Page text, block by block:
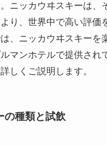
ニッカウヰスキーは、
り、世界中で高い評価
、ニッカウヰスキーを
マンホテルで提供され
しくご説明します。
の種類と試飲